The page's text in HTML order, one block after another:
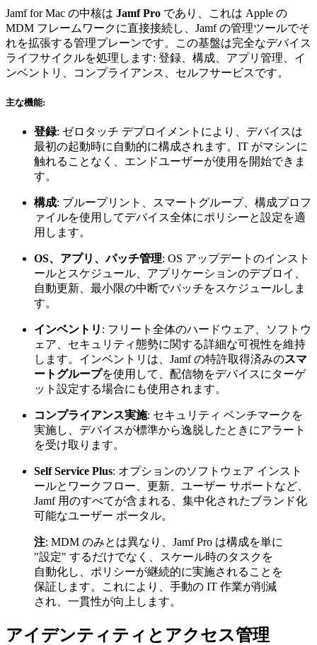
Jamf for Mac の中核は Jamf Pro であり、これは Apple の
MDM フレームワークに直接接続し、Jamf の管理ツールでそ
れを拡張する管理プレーンです。この基盤は完全なデバイス
ライフサイクルを処理します: 登録、構成、アプリ管理、イ
ンベントリ、コンプライアンス、セルフサービスです。
主な機能:
登録: ゼロタッチ デプロイメントにより、デバイスは
最初の起動時に自動的に構成されます。IT がマシンに
触れることなく、エンドユーザーが使用を開始できま
す。
構成: ブループリント、スマートグループ、構成プロフ
ァイルを使用してデバイス全体にポリシーと設定を適
用します。
OS、アプリ、パッチ管理: OS アップデートのインスト
ールとスケジュール、アプリケーションのデプロイ、
自動更新、最小限の中断でパッチをスケジュールしま
す。
インベントリ : フリート全体のハードウェア、ソフトウ
ェア、セキュリティ態勢に関する詳細な可視性を維持
します。インベントリは、Jamf の特許取得済みのスマ
ートグループを使用して、配信物をデバイスにターゲ
ット設定する場合にも使用されます。
コンプライアンス実施: セキュリティ ベンチマークを
実施し、デバイスが標準から逸脱したときにアラート
を受け取ります。
Self Service Plus: オプションのソフトウェア インスト
ールとワークフロー、更新、ユーザー サポートなど、
Jamf 用のすべてが含まれる、集中化されたブランド化
可能なユーザー ポータル。
注: MDM のみとは異なり、Jamf Pro は構成を単に
"設定" するだけでなく、スケール時のタスクを
自動化し、ポリシーが継続的に実施されることを
保証します。これにより、手動の IT 作業が削減
され、一貫性が向上します。
アイデンティティとアクセス管理